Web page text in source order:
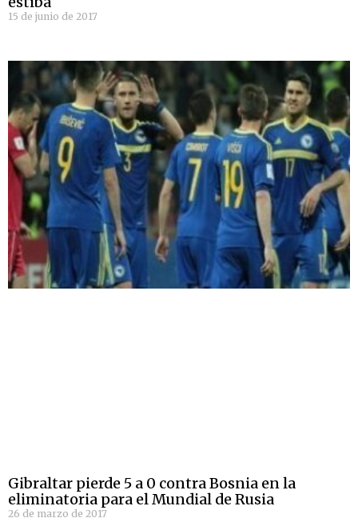
15 de junio de 2017
Gibraltar pierde 5 a 0 contra Bosnia en la
eliminatoria para el Mundial de Rusia
26 de marzo de 2017